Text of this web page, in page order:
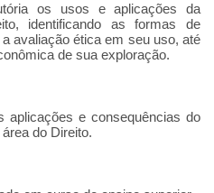
os usos e aplicações da
identificando as formas de
avaliação ética em seu uso, até
de sua exploração.
aplicações e consequências do
do Direito.